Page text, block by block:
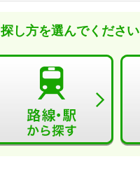
探し方を選んでください